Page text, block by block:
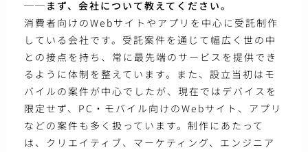
──まず、会社について教えてください。
消費者向けのWebサイトやアプリを中心に受託制作
している会社です。受託案件を通じて幅広く世の中
との接点を持ち、常に最先端のサービスを提供でき
るように体制を整えています。また、設立当初はモ
バイルの案件が中心でしたが、現在ではデバイスを
限定せず、PC・モバイル向けのWebサイト、アプリ
などの案件も多く扱っています。制作にあたって
は、クリエイティブ、マーケティング、エンジニア